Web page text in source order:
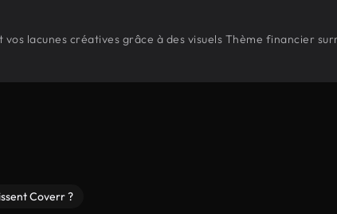
lacunes créatives grâce à des visuels Thème financier
Coverr ?